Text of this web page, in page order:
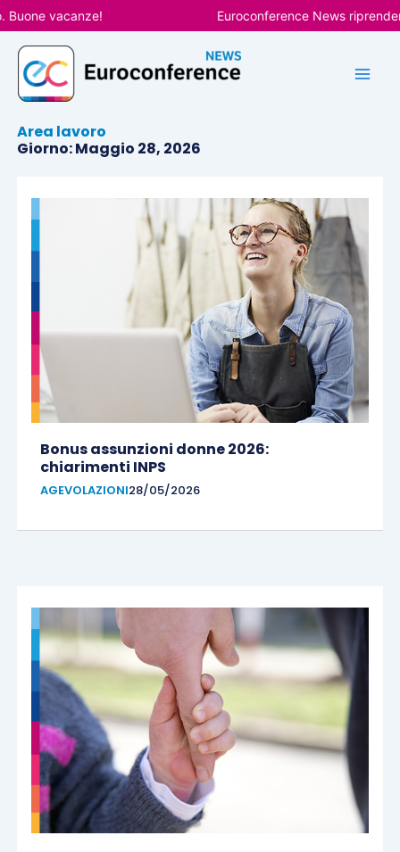
Vai
al
contenuto
vacanze! Euroconference News riprenderà
Area lavoro
Giorno: Maggio 28, 2026
Bonus assunzioni donne 2026:
chiarimenti INPS
AGEVOLAZIONI28/05/2026